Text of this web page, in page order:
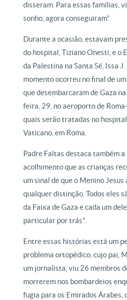
disseram. Para essas famílias,
sonho, agora conseguiram”.
Durante a ocasião, estavam
do hospital, Tiziano Onesti, e o
da Palestina na Santa Sé, Issa
momento ocorreu no final de
que desembarcaram de Gaza
feira, 29, no aeroporto de
quais serão tratadas no
Vaticano, em Roma.
Padre Faltas destaca também
acolhimento que as crianças
um sinal de que o Menino Jesus
qualquer distinção. Todos eles
da Faixa de Gaza e cada um
particular por trás”.
Entre essas histórias está um
problema ortopédico, cujo pai,
um jornalista, viu 26 membros
morrerem nos bombardeios
fugia para os Emirados Árabes,